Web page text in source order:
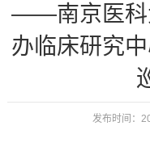
——南京医科
办临床研究
发布时间：